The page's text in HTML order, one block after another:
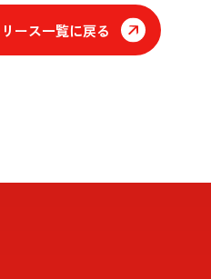
ース一覧に戻る